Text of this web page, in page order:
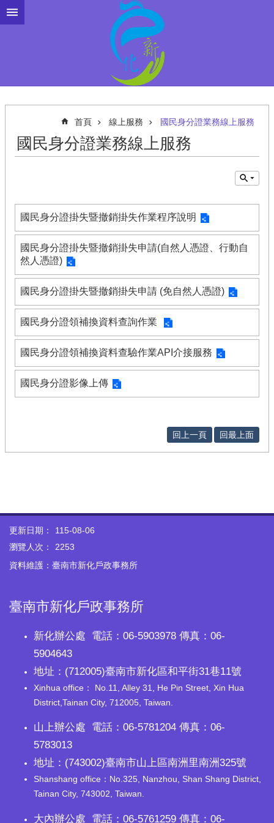
跳到主要內容區塊
首頁 線上服務 國民身分證業務線上服務
國民身分證業務線上服務
國民身分證掛失暨撤銷掛失作業程序說明
國民身分證掛失暨撤銷掛失申請(自然人憑證、行動自
然人憑證)
國民身分證掛失暨撤銷掛失申請 (免自然人憑證)
國民身分證領補換資料查詢作業
國民身分證領補換資料查驗作業API介接服務
國民身分證影像上傳
回上一頁 回最上面
更新日期：
115-08-06
瀏覽人次：
2253
資料維護：臺南市新化戶政事務所
臺南市新化戶政事務所
新化辦公處 電話：06-5903978 傳真：06-
5904643
地址：(712005)臺南市新化區和平街31巷11號
Xinhua office： No.11, Alley 31, He Pin Street, Xin Hua
District,Tainan City, 712005, Taiwan.
山上辦公處 電話：06-5781204 傳真：06-
5783013
地址：(743002)臺南市山上區南洲里南洲325號
Shanshang office：No.325, Nanzhou, Shan Shang District,
Tainan City, 743002, Taiwan.
大內辦公處 電話：06-5761259 傳真：06-